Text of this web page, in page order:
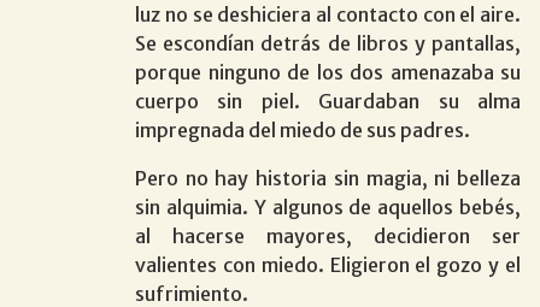
luz no se deshiciera al contacto con el aire.
Se escondían detrás de libros y pantallas,
porque ninguno de los dos amenazaba su
cuerpo sin piel. Guardaban su alma
impregnada del miedo de sus padres.
Pero no hay historia sin magia, ni belleza
sin alquimia. Y algunos de aquellos bebés,
al hacerse mayores, decidieron ser
valientes con miedo. Eligieron el gozo y el
sufrimiento.